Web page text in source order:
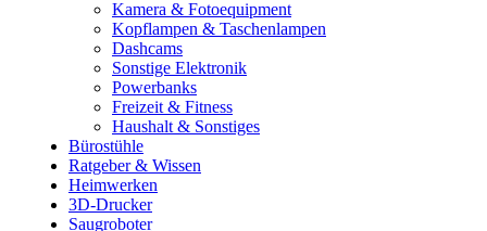
Kamera & Fotoequipment
Kopflampen & Taschenlampen
Dashcams
Sonstige Elektronik
Powerbanks
Freizeit & Fitness
Haushalt & Sonstiges
Bürostühle
Ratgeber & Wissen
Heimwerken
3D-Drucker
Saugroboter